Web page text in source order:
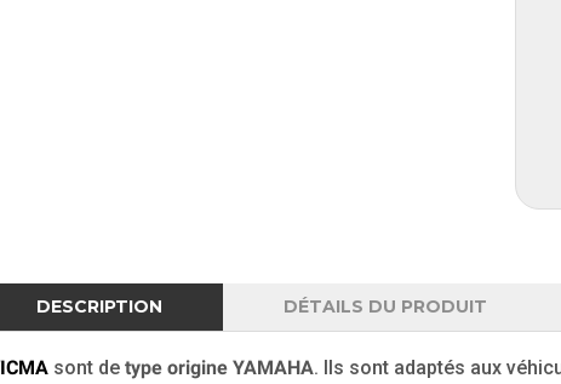
DESCRIPTION DÉTAILS DU PRODUIT
sont de type origine YAMAHA. Ils sont adaptés aux